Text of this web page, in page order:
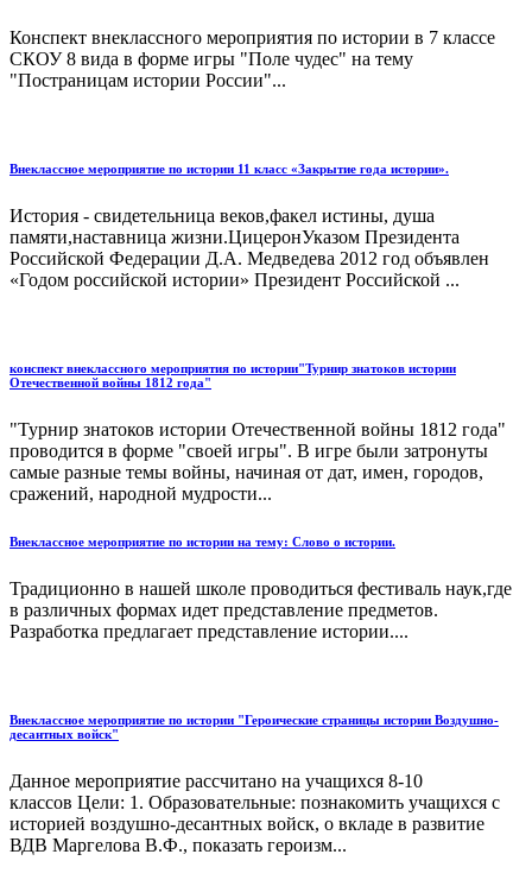
Конспект внеклассного мероприятия по истории в 7 классе
СКОУ 8 вида в форме игры "Поле чудес" на тему
"Постраницам истории России"...
Внеклассное мероприятие по истории 11 класс «Закрытие года истории».
История - свидетельница веков,факел истины, душа
памяти,наставница жизни.ЦицеронУказом Президента
Российской Федерации Д.А. Медведева 2012 год объявлен
«Годом российской истории» Президент Российской ...
конспект внеклассного мероприятия по истории"Турнир знатоков истории
Отечественной войны 1812 года"
"Турнир знатоков истории Отечественной войны 1812 года"
проводится в форме "своей игры". В игре были затронуты
самые разные темы войны, начиная от дат, имен, городов,
сражений, народной мудрости...
Внеклассное мероприятие по истории на тему: Слово о истории.
Традиционно в нашей школе проводиться фестиваль наук,где
в различных формах идет представление предметов.
Разработка предлагает представление истории....
Внеклассное мероприятие по истории "Героические страницы истории Воздушно-
десантных войск"
Данное мероприятие рассчитано на учащихся 8-10
классов Цели: 1. Образовательные: познакомить учащихся с
историей воздушно-десантных войск, о вкладе в развитие
ВДВ Маргелова В.Ф., показать героизм...